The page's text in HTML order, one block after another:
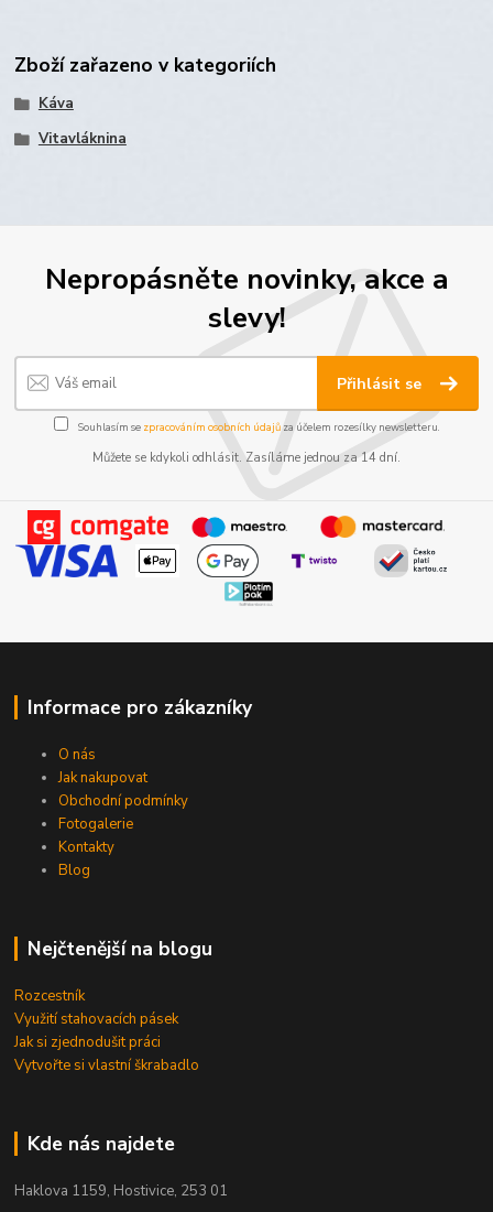
Zboží zařazeno v kategoriích
Káva
Vitavláknina
Nepropásněte novinky, akce a
slevy!
Přihlásit se
Souhlasím se zpracováním osobních údajůza účelem rozesílky newsletteru.
Můžete se kdykoli odhlásit. Zasíláme jednou za 14 dní.
Informace pro zákazníky
O nás
Jak nakupovat
Obchodní podmínky
Fotogalerie
Kontakty
Blog
Nejčtenější na blogu
Rozcestník
Využití stahovacích pásek
Jak si zjednodušit práci
Vytvořte si vlastní škrabadlo
Kde nás najdete
Haklova 1159, Hostivice, 253 01